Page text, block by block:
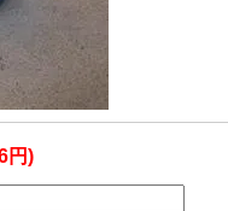
円)